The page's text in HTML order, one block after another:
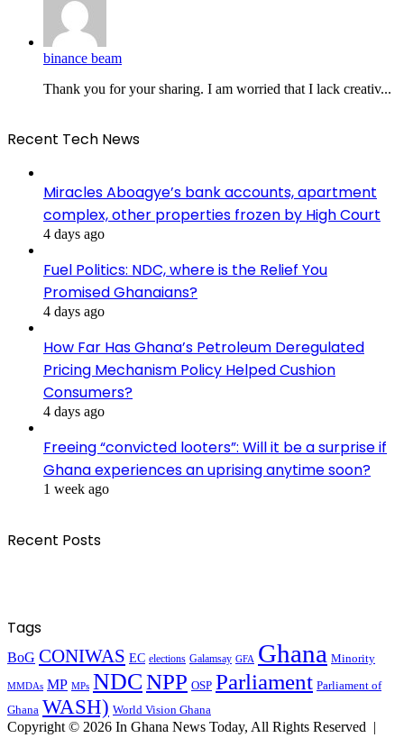
binance beam
Thank you for your sharing. I am worried that I lack creativ...
Recent Tech News
Miracles Aboagye’s bank accounts, apartment
complex, other properties frozen by High Court
4 days ago
Fuel Politics: NDC, where is the Relief You
Promised Ghanaians?
4 days ago
How Far Has Ghana’s Petroleum Deregulated
Pricing Mechanism Policy Helped Cushion
Consumers?
4 days ago
Freeing “convicted looters”: Will it be a surprise if
Ghana experiences an uprising anytime soon?
1 week ago
Recent Posts
Tags
BoG CONIWAS EC elections Galamsay GFA Ghana Minority
MMDAs MP MPs NDCNPP OSP Parliament Parliament of
Ghana WASH) World Vision Ghana
Copyright © 2026 In Ghana News Today, All Rights Reserved |